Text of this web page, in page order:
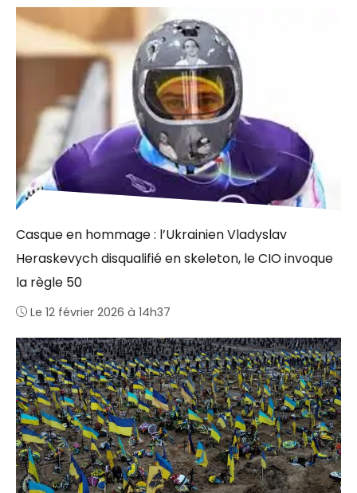
Casque en hommage : l’Ukrainien Vladyslav
Heraskevych disqualifié en skeleton, le CIO invoque
la règle 50
Le 12 février 2026 à 14h37